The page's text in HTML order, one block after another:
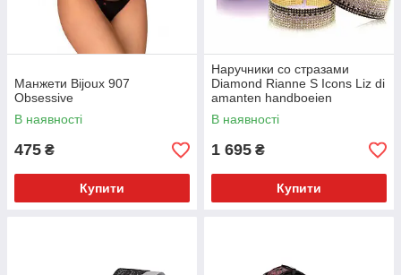
Манжети Bijoux 907
Obsessive
В наявності
475 ₴
Купити
Наручники со стразами
Diamond Rianne S Icons Liz di
amanten handboeien
В наявності
1 695 ₴
Купити